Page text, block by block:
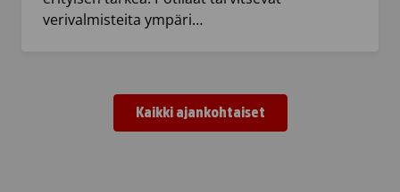
verivalmisteita ympäri…
Kaikki ajankohtaiset